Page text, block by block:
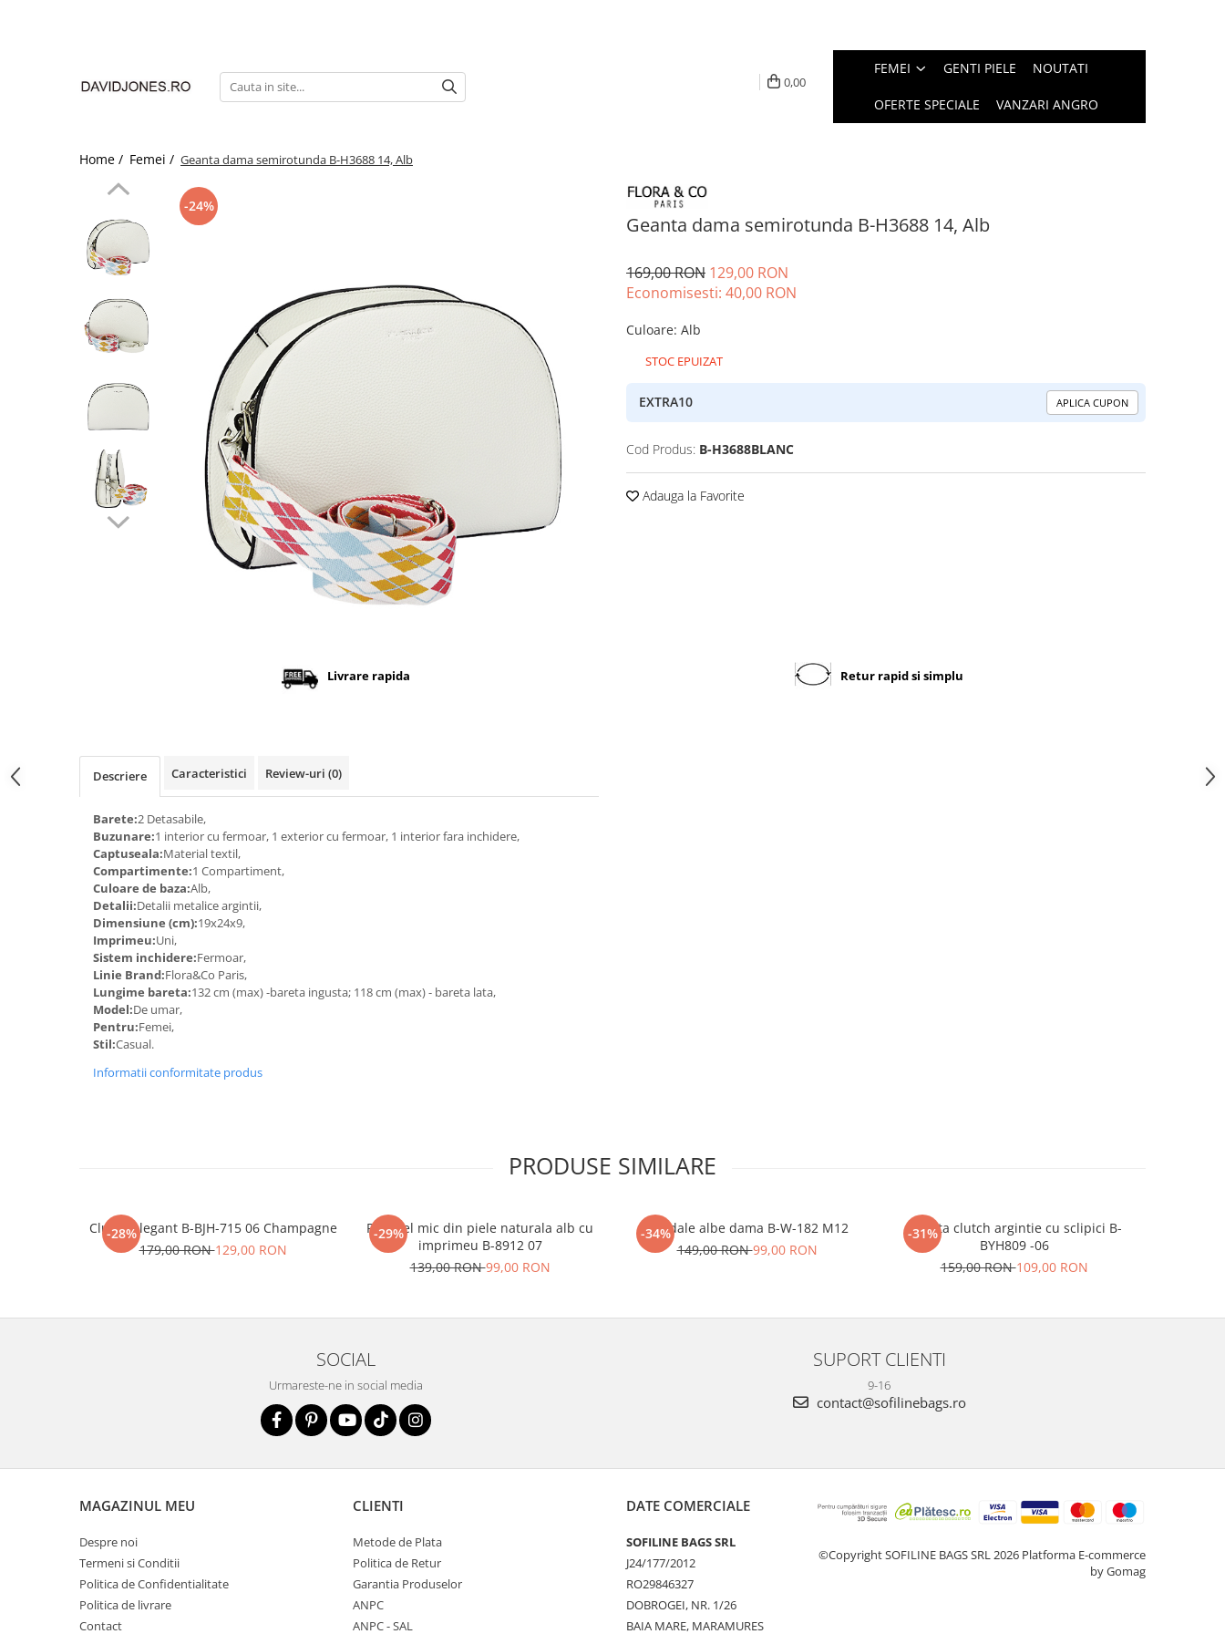
Camasi si topuri
Incaltaminte
Cizme si botine
Mocasini si balerini
0,00
FEMEI GENTI PIELE NOUTATI
OFERTE SPECIALE VANZARI ANGRO
Home / Femei / Geanta dama semirotunda B-H3688 14, Alb
Geanta dama semirotunda B-H3688 14, Alb
-24%
169,00 RON 129,00 RON
Economisesti: 40,00 RON
Culoare: Alb
STOC EPUIZAT
EXTRA10 APLICA CUPON
Cod Produs: B-H3688BLANC
Adauga la Favorite
Livrare rapida Retur rapid si simplu
Descriere Caracteristici Review-uri (0)
Barete:2 Detasabile,
Buzunare:1 interior cu fermoar, 1 exterior cu fermoar, 1 interior fara inchidere,
Captuseala:Material textil,
Compartimente:1 Compartiment,
Culoare de baza:Alb,
Detalii:Detalii metalice argintii,
Dimensiune (cm):19x24x9,
Imprimeu:Uni,
Sistem inchidere:Fermoar,
Linie Brand:Flora&Co Paris,
Lungime bareta:132 cm (max) -bareta ingusta; 118 cm (max) - bareta lata,
Model:De umar,
Pentru:Femei,
Stil:Casual.
Informatii conformitate produs
PRODUSE SIMILARE
-28%
Clutch elegant B-BJH-715 06 Champagne
179,00 RON129,00 RON
-29%
Portofel mic din piele naturala alb cu
imprimeu B-8912 07
139,00 RON99,00 RON
-34%
Sandale albe dama B-W-182 M12
149,00 RON99,00 RON
-31%
Geanta clutch argintie cu sclipici B-
BYH809 -06
159,00 RON109,00 RON
SOCIAL
Urmareste-ne in social media
SUPORT CLIENTI
9-16
contact@sofilinebags.ro
MAGAZINUL MEU
Despre noi
Termeni si Conditii
Politica de Confidentialitate
Politica de livrare
Contact
CLIENTI
Metode de Plata
Politica de Retur
Garantia Produselor
ANPC
ANPC - SAL
DATE COMERCIALE
SOFILINE BAGS SRL
J24/177/2012
RO29846327
DOBROGEI, NR. 1/26
BAIA MARE, MARAMURES
©Copyright SOFILINE BAGS SRL 2026 Platforma E-commerce
by Gomag